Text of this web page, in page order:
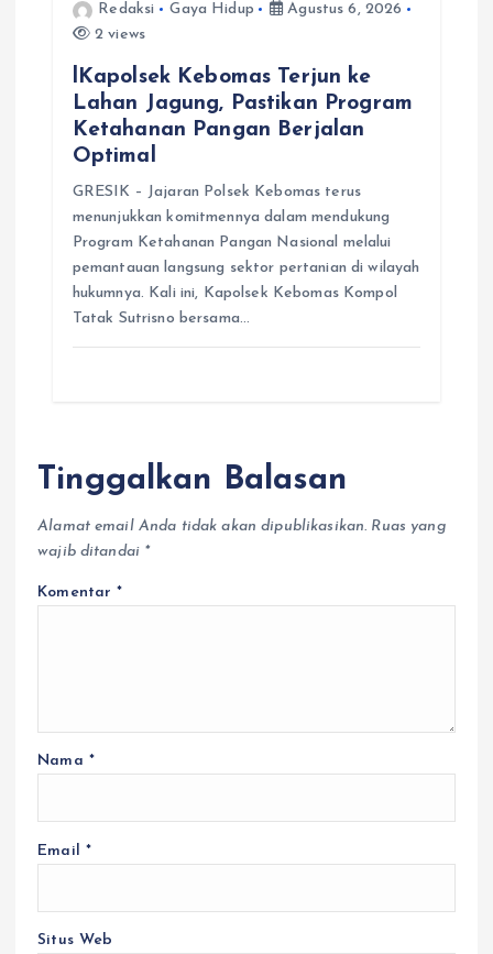
Redaksi Gaya Hidup
Agustus 6, 2026
2 views
lKapolsek Kebomas Terjun ke
Lahan Jagung, Pastikan Program
Ketahanan Pangan Berjalan
Optimal
GRESIK – Jajaran Polsek Kebomas terus
menunjukkan komitmennya dalam mendukung
Program Ketahanan Pangan Nasional melalui
pemantauan langsung sektor pertanian di wilayah
hukumnya. Kali ini, Kapolsek Kebomas Kompol
Tatak Sutrisno bersama…
Tinggalkan Balasan
Alamat email Anda tidak akan dipublikasikan. Ruas yang
wajib ditandai *
Komentar*
Nama *
Email *
Situs Web